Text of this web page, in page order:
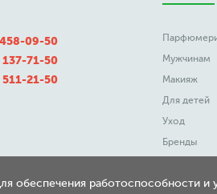
09-50
71-50
21-50
Мужчинам
Макияж
Для детей
Уход
Бренды
обеспечения работоспособности и